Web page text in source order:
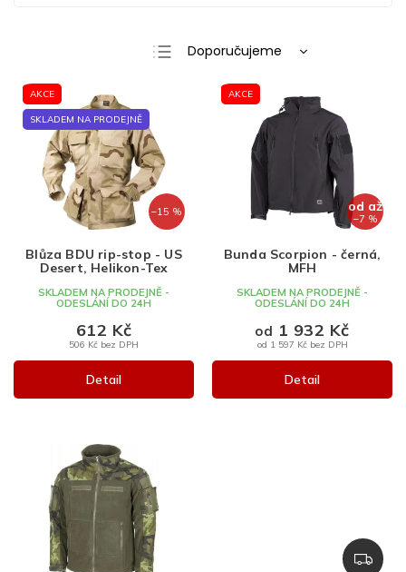
Ř
a
e
n
í
p
r
o
d
k
t
ů
Doporučujeme
Nejlevnější
Nejdražší
Nejprodávanější
Abecedně
V
p
AKCE
SKLADEM NA PRODEJNĚ
–15 %
Blůza BDU rip-stop - US
Desert, Helikon-Tex
SKLADEM NA PRODEJNĚ -
ODESLÁNÍ DO 24H
506 Kč bez DPH
612 Kč
Detail
AKCE
od až
–7 %
Bunda Scorpion - černá,
MFH
SKLADEM NA PRODEJNĚ -
ODESLÁNÍ DO 24H
od 1 597 Kč bez DPH
od 1 932 Kč
Detail
Z